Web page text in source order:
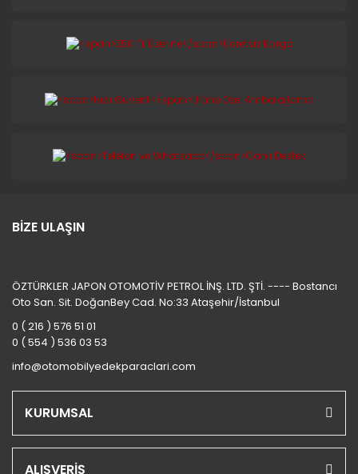
BİZE ULAŞIN
ÖZTÜRKLER JAPON OTOMOTİV PETROL İNŞ. LTD. ŞTİ. ---- Bostancı
Oto San. Sit. DoğanBey Cad. No:33 Ataşehir/İstanbul
0 ( 216 ) 576 51 01
0 ( 554 ) 536 03 53
info@otomobilyedekparaclari.com
KURUMSAL
ALIŞVERİŞ